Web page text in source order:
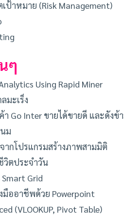
ป้าหมาย (Risk Management)
ๆ
Using Rapid Miner
มะเร็ง
า Go Inter ขายได้ขายดี และดังข้
ม
ากโปรแกรมสร้างภาพสามมิติ
ตประจำวัน
Grid
มืออาชีพด้วย Powerpoint
(VLOOKUP, Pivot Table)